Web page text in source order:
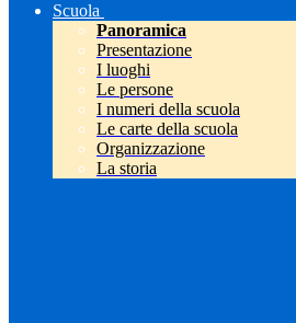
Scuola
Panoramica
Presentazione
I luoghi
Le persone
I numeri della scuola
Le carte della scuola
Organizzazione
La storia